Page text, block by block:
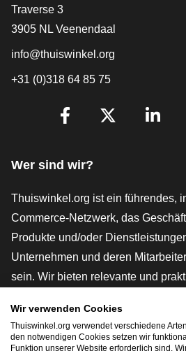
[_General:Contact]
Traverse 3
3905 NL Veenendaal
info@thuiswinkel.org
+31 (0)318 64 85 75
[_General:SocialMediaTitle]
Wer sind wir?
Thuiswinkel.org ist ein führendes,
Commerce-Netzwerk, das
Produkte und/oder
Unternehmen und deren
sein. Wir bieten relevante und
Interessenvertretung,
Wir verwenden Cookies
Thuiswinkel.org verwendet verschiedene
den notwendigen Cookies setzen wir
Funktion unserer Website erforderlich sind.